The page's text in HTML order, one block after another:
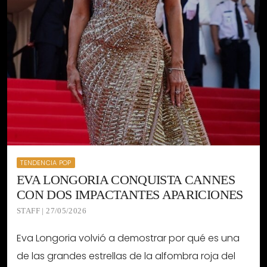
TENDENCIA POP
EVA LONGORIA CONQUISTA CANNES
CON DOS IMPACTANTES APARICIONES
STAFF | 27/05/2026
Eva Longoria volvió a demostrar por qué es una
de las grandes estrellas de la alfombra roja del